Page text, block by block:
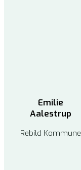
Emilie
Aalestrup
Rebild Kommune